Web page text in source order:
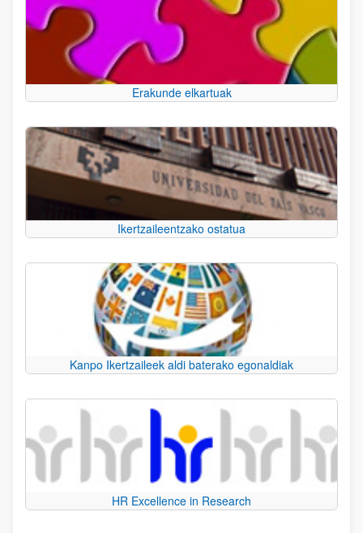
Erakunde elkartuak
Ikertzaileentzako ostatua
Kanpo Ikertzaileek aldi baterako egonaldiak
HR Excellence in Research